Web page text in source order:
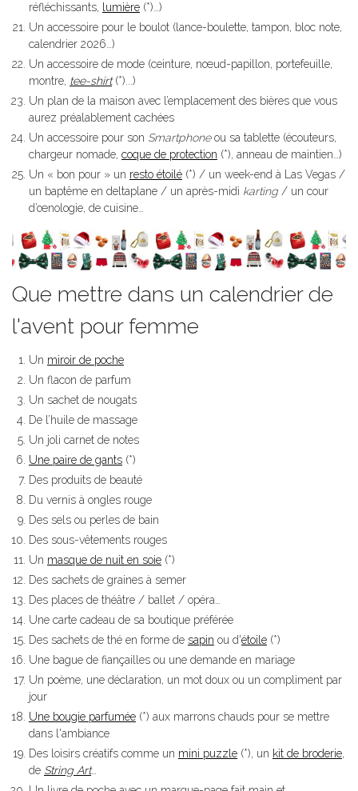
réfléchissants, lumière (*)…)
Un accessoire pour le boulot (lance-boulette, tampon, bloc note,
calendrier 2026…)
Un accessoire de mode (ceinture, nœud-papillon, portefeuille,
montre, tee-shirt(*)...)
Un plan de la maison avec l’emplacement des bières que vous
aurez préalablement cachées
Un accessoire pour son Smartphoneou sa tablette (écouteurs,
chargeur nomade, coque de protection (*), anneau de maintien…)
Un « bon pour » un resto étoilé (*) / un week-end à Las Vegas /
un baptême en deltaplane / un après-midi karting / un cour
d’œnologie, de cuisine…
Que mettre dans un calendrier de
l'avent pour femme
Un miroir de poche
Un flacon de parfum
Un sachet de nougats
De l’huile de massage
Un joli carnet de notes
Une paire de gants (*)
Des produits de beauté
Du vernis à ongles rouge
Des sels ou perles de bain
Des sous-vêtements rouges
Un masque de nuit en soie (*)
Des sachets de graines à semer
Des places de théâtre / ballet / opéra…
Une carte cadeau de sa boutique préférée
Des sachets de thé en forme de sapin ou d'étoile (*)
Une bague de fiançailles ou une demande en mariage
Un poème, une déclaration, un mot doux ou un compliment par
jour
Une bougie parfumée (*) aux marrons chauds pour se mettre
dans l'ambiance
Des loisirs créatifs comme un mini puzzle (*), un kit de broderie,
de String Art…